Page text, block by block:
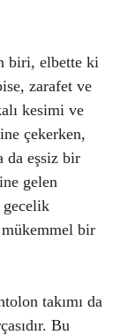
biri, elbette ki
zarafet ve
kesimi ve
çekerken,
da eşsiz bir
gelen
bir
takımı da
Bu